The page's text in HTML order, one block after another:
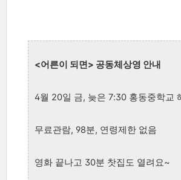
<어른이 되면> 공동체상영 안내
4월 20일 금, 늦은 7:30 홍동중학교
무료관람, 98분, 연령제한 없음
영화 끝나고 30분 찻집도 열려요~